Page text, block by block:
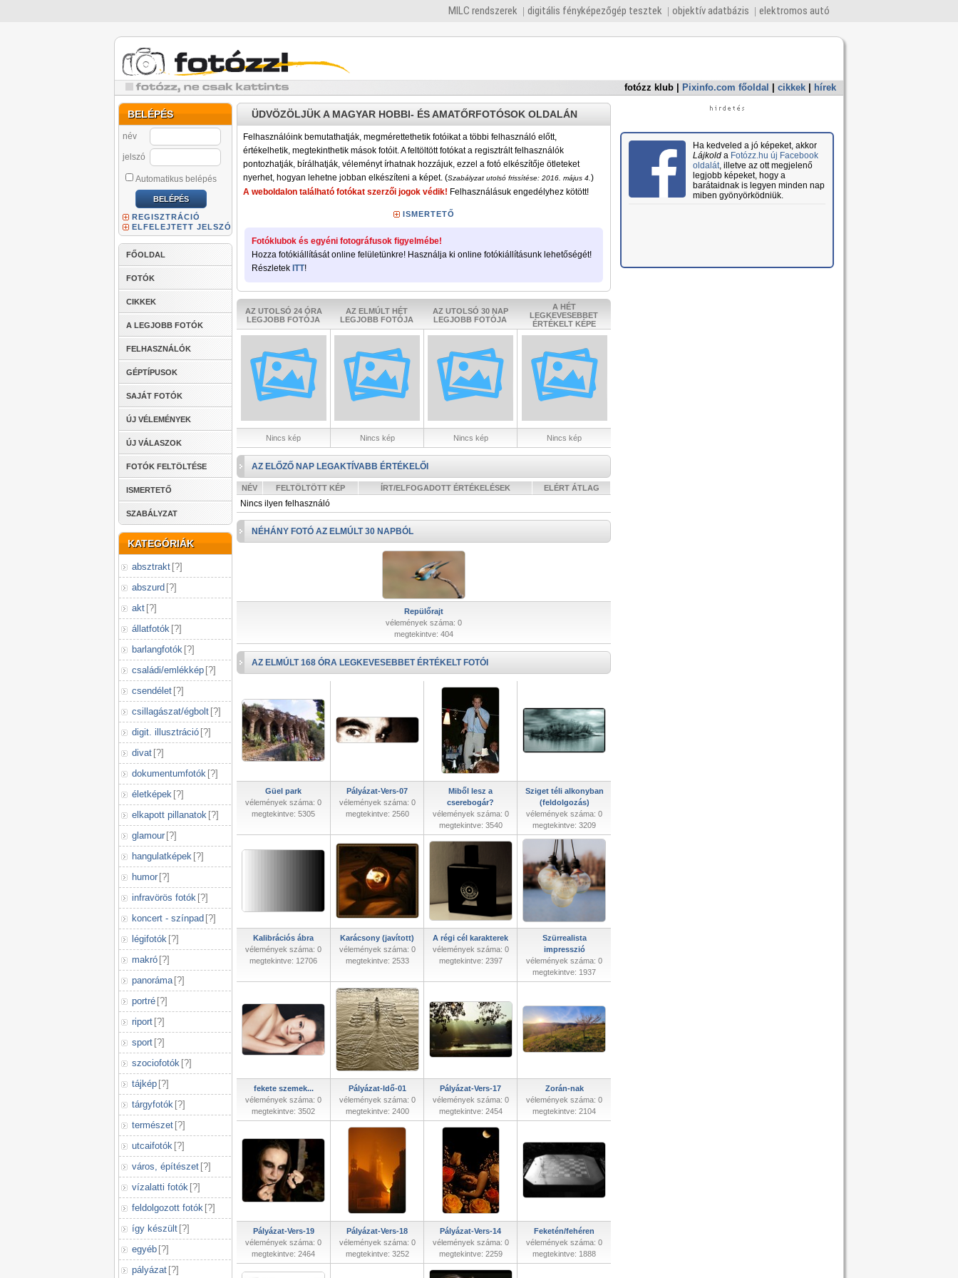
MILC rendszerek digitális fényképezőgép tesztek objektív adatbázis elektromos autó
fotózz klub Pixinfo.com főoldal cikkek hírek
BELÉPÉS
név
jelszó
Automatikus belépés
REGISZTRÁCIÓ
ELFELEJTETT JELSZÓ
FŐOLDAL
FOTÓK
CIKKEK
A LEGJOBB FOTÓK
FELHASZNÁLÓK
GÉPTÍPUSOK
SAJÁT FOTÓK
ÚJ VÉLEMÉNYEK
ÚJ VÁLASZOK
FOTÓK FELTÖLTÉSE
ISMERTETŐ
SZABÁLYZAT
KATEGÓRIÁK
absztrakt [?]
abszurd [?]
akt [?]
állatfotók [?]
barlangfotók [?]
családi/emlékkép [?]
csendélet [?]
csillagászat/égbolt [?]
digit. illusztráció [?]
divat [?]
dokumentumfotók [?]
életképek [?]
elkapott pillanatok [?]
glamour [?]
hangulatképek [?]
humor [?]
infravörös fotók [?]
koncert - színpad [?]
légifotók [?]
makró [?]
panoráma [?]
portré [?]
riport [?]
sport [?]
szociofotók [?]
tájkép [?]
tárgyfotók [?]
természet [?]
utcaifotók [?]
város, építészet [?]
vízalatti fotók [?]
feldolgozott fotók [?]
így készült [?]
egyéb [?]
pályázat [?]
ÜDVÖZÖLJÜK A MAGYAR HOBBI- ÉS AMATŐRFOTÓSOK OLDALÁN
Felhasználóink bemutathatják, megmérettethetik fotóikat a többi felhasználó előtt,
értékelhetik, megtekinthetik mások fotóit. A feltöltött fotókat a regisztrált felhasználók
pontozhatják, bírálhatják, véleményt írhatnak hozzájuk, ezzel a fotó elkészítője ötleteket
nyerhet, hogyan lehetne jobban elkészíteni a képet. (Szabályzat utolsó frissítése: 2016. május 4. )
A weboldalon található fotókat szerzői jogok védik! Felhasználásuk engedélyhez kötött!
ISMERTETŐ
Fotóklubok és egyéni fotográfusok figyelmébe!
Hozza fotókiállítását online felületünkre! Használja ki online fotókiállításunk lehetőségét!
Részletek ITT!
AZ UTOLSÓ 24 ÓRA
LEGJOBB FOTÓJA
AZ ELMÚLT HÉT
LEGJOBB FOTÓJA
AZ UTOLSÓ 30 NAP
LEGJOBB FOTÓJA
A HÉT
LEGKEVESEBBET
ÉRTÉKELT KÉPE
Nincs kép Nincs kép Nincs kép Nincs kép
AZ ELŐZŐ NAP LEGAKTÍVABB ÉRTÉKELŐI
NÉV FELTÖLTÖTT KÉP ÍRT/ELFOGADOTT ÉRTÉKELÉSEK ELÉRT ÁTLAG
Nincs ilyen felhasználó
NÉHÁNY FOTÓ AZ ELMÚLT 30 NAPBÓL
Repülőrajt
vélemények száma: 0
megtekintve: 404
AZ ELMÚLT 168 ÓRA LEGKEVESEBBET ÉRTÉKELT FOTÓI
Güel park
vélemények száma: 0
megtekintve: 5305
Pályázat-Vers-07
vélemények száma: 0
megtekintve: 2560
Miből lesz a
cserebogár?
vélemények száma: 0
megtekintve: 3540
Sziget téli alkonyban
(feldolgozás)
vélemények száma: 0
megtekintve: 3209
Kalibrációs ábra
vélemények száma: 0
megtekintve: 12706
Karácsony (javított)
vélemények száma: 0
megtekintve: 2533
A régi cél karakterek
vélemények száma: 0
megtekintve: 2397
Szürrealista
impresszió
vélemények száma: 0
megtekintve: 1937
fekete szemek...
vélemények száma: 0
megtekintve: 3502
Pályázat-Idő-01
vélemények száma: 0
megtekintve: 2400
Pályázat-Vers-17
vélemények száma: 0
megtekintve: 2454
Zorán-nak
vélemények száma: 0
megtekintve: 2104
Pályázat-Vers-19
vélemények száma: 0
megtekintve: 2464
Pályázat-Vers-18
vélemények száma: 0
megtekintve: 3252
Pályázat-Vers-14
vélemények száma: 0
megtekintve: 2259
Feketén/fehéren
vélemények száma: 0
megtekintve: 1888
Ha kedveled a jó képeket, akkor
Lájkolda Fotózz.hu új Facebook
oldalát, illetve az ott megjelenő
legjobb képeket, hogy a
barátaidnak is legyen minden nap
miben gyönyörködniük.